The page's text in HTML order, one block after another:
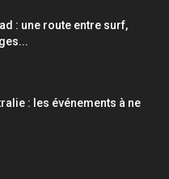
: une route entre surf,
: les événements à ne